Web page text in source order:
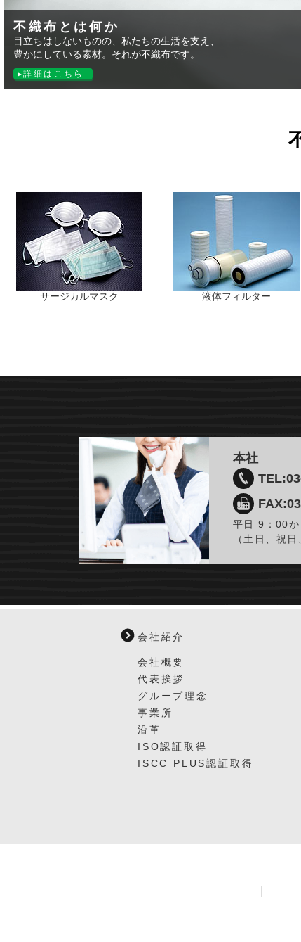
不織布とは何か
目立ちはしないものの、私たちの生活を支え、
豊かにしている素材。それが不織布です。
詳細はこちら
サージカルマスク 液体フィルター
本社
平日 9：00
（土日、祝
会社紹介
会社概要
代表挨拶
グループ理念
事業所
沿革
ISO認証取得
ISCC PLUS認証取得